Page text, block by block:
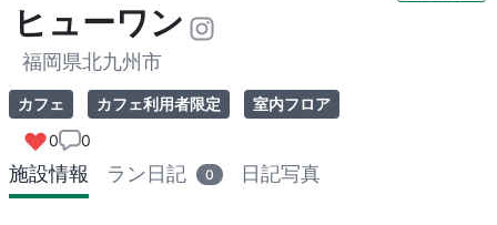
ヒューワン
福岡県北九州市
カフェ カフェ利用者限定
室内フロア
0
0
施設情報 ラン日記 0 日記写真